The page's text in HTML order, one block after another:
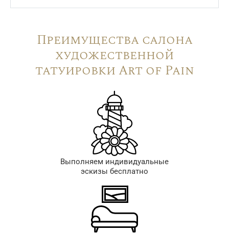
Преимущества салона
художественной
татуировки Art of Pain
Выполняем индивидуальные
эскизы бесплатно